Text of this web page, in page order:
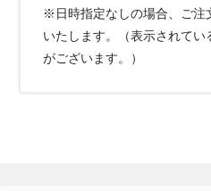
※日時指定なしの場合、ご注
いたします。（表示されて
がございます。）